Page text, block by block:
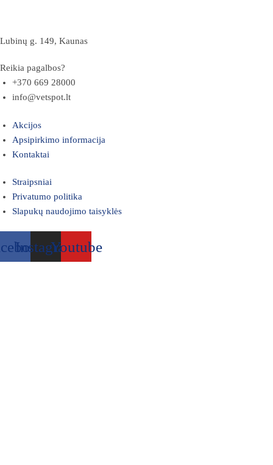
Lubinų g. 149, Kaunas
Reikia pagalbos?
+370 669 28000
info@vetspot.lt
Akcijos
Apsipirkimo informacija
Kontaktai
Straipsniai
Privatumo politika
Slapukų naudojimo taisyklės
InstagramYoutube